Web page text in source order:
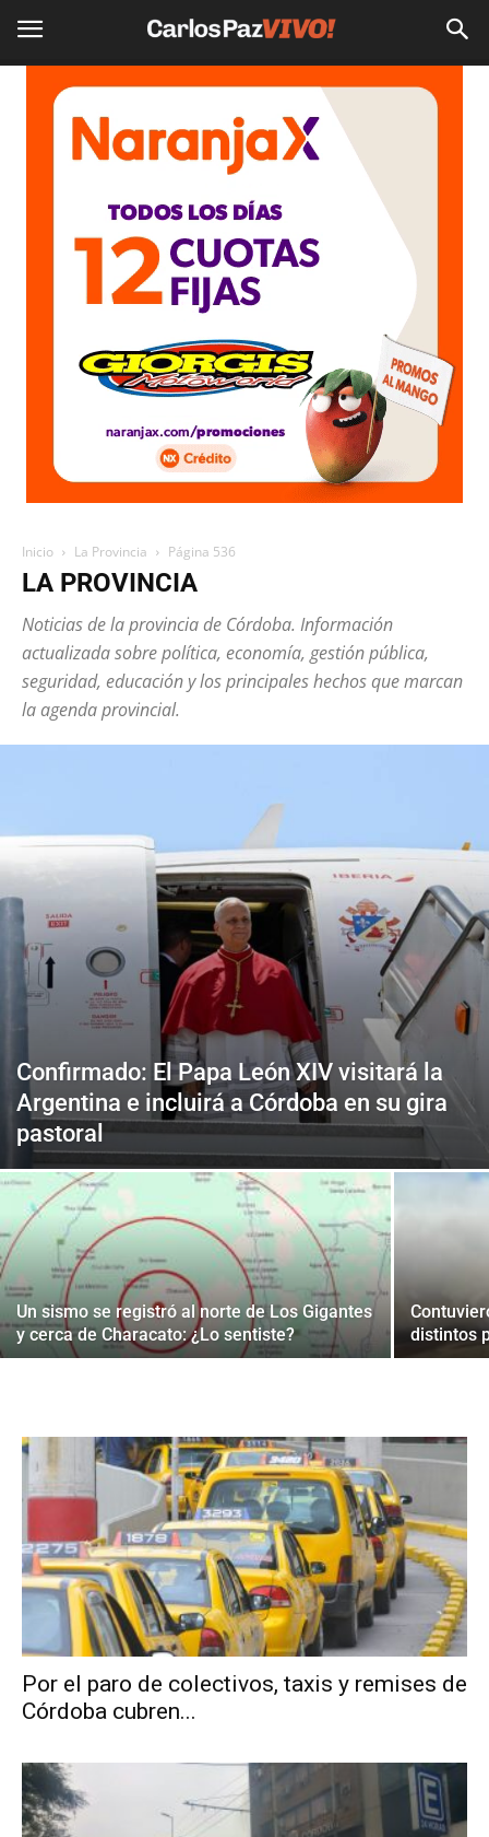
Inicio La Provincia Página 536
LA PROVINCIA
Noticias de la provincia de Córdoba. Información
actualizada sobre política, economía, gestión pública,
seguridad, educación y los principales hechos que marcan
la agenda provincial.
Confirmado: El Papa León XIV visitará la
Argentina e incluirá a Córdoba en su gira
pastoral
Un sismo se registró al norte de Los Gigantes
y cerca de Characato: ¿Lo sentiste?
distintos
Por el paro de colectivos, taxis y remises de
Córdoba cubren...